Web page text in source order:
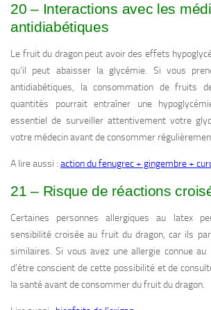
20 – Interactions avec les
antidiabétiques
Le fruit du dragon peut avoir des effets
qu’il peut abaisser la glycémie. Si vous
antidiabétiques, la consommation de fruits
quantités pourrait entraîner une
essentiel de surveiller attentivement votre
votre médecin avant de consommer
A lire aussi : action du fenugrec + gingembre +
21 – Risque de réactions
Certaines personnes allergiques au latex
sensibilité croisée au fruit du dragon, car ils
similaires. Si vous avez une allergie connue
d’être conscient de cette possibilité et de
la santé avant de consommer du fruit du dragon.